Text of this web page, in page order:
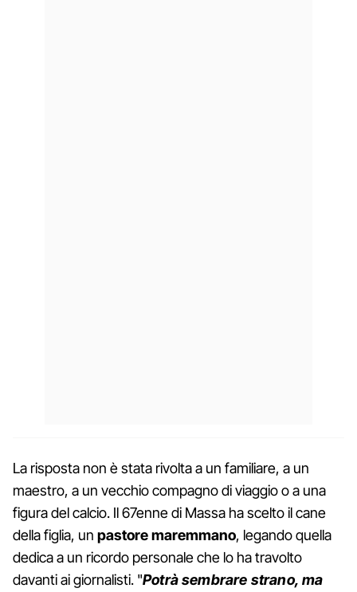
La risposta non è stata rivolta a un familiare, a un
maestro, a un vecchio compagno di viaggio o a una
figura del calcio. Il 67enne di Massa ha scelto il cane
della figlia, un pastore maremmano, legando quella
dedica a un ricordo personale che lo ha travolto
davanti ai giornalisti. "Potrà sembrare strano, ma